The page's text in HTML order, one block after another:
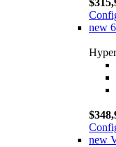
new
new